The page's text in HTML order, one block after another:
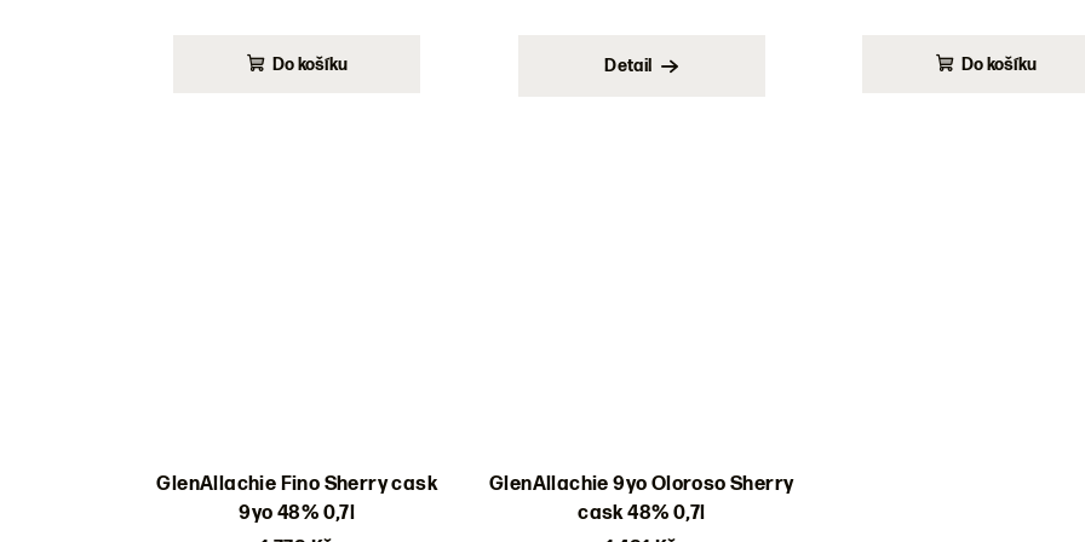
Do košíku Detail Do košíku
GlenAllachie Fino Sherry cask
9yo 48% 0,7l
GlenAllachie 9yo Oloroso Sherry
cask 48% 0,7l